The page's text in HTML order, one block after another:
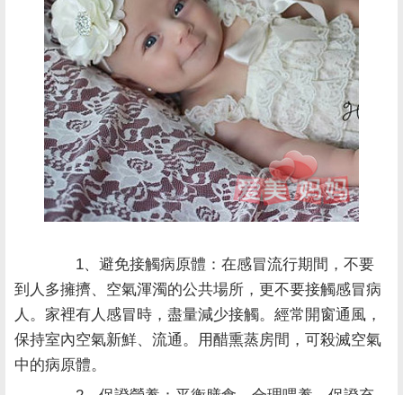
1、避免接觸病原體：在感冒流行期間，不要
到人多擁擠、空氣渾濁的公共場所，更不要接觸感冒病
人。家裡有人感冒時，盡量減少接觸。經常開窗通風，
保持室內空氣新鮮、流通。用醋熏蒸房間，可殺滅空氣
中的病原體。